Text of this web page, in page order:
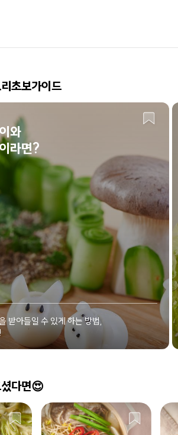
초보가이드
와
라면?
받아들일 수 있게 하는 방법,
다면😍